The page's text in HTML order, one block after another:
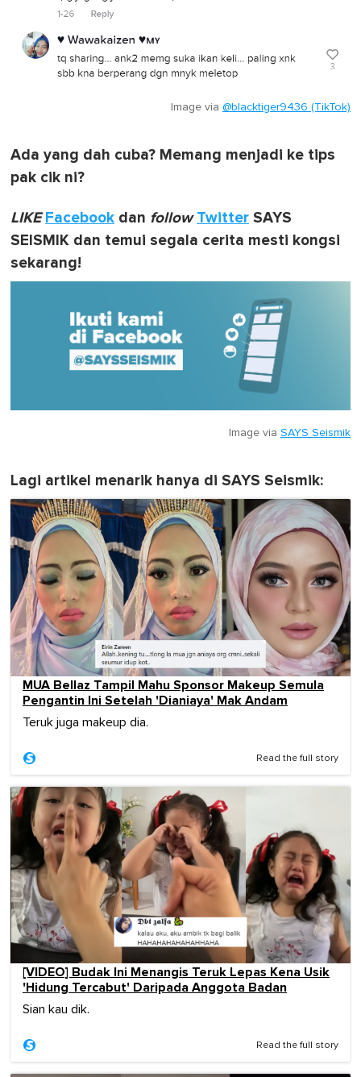
Image via @blacktiger9436 (TikTok)
Ada yang dah cuba? Memang menjadi ke tips
pak cik ni?
LIKE Facebook dan follow Twitter SAYS
SEISMIK dan temui segala cerita mesti kongsi
sekarang!
Image via SAYS Seismik
Lagi artikel menarik hanya di SAYS Seismik:
MUA Bellaz Tampil Mahu Sponsor Makeup Semula
Pengantin Ini Setelah 'Dianiaya' Mak Andam
Teruk juga makeup dia.
Read the full story
[VIDEO] Budak Ini Menangis Teruk Lepas Kena Usik
'Hidung Tercabut' Daripada Anggota Badan
Sian kau dik.
Read the full story